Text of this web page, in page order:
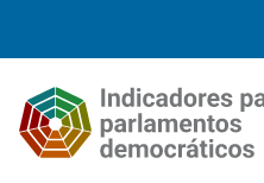
Biblioteca de recursos
Contacto